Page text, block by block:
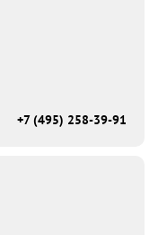
+7 (495) 258-39-91